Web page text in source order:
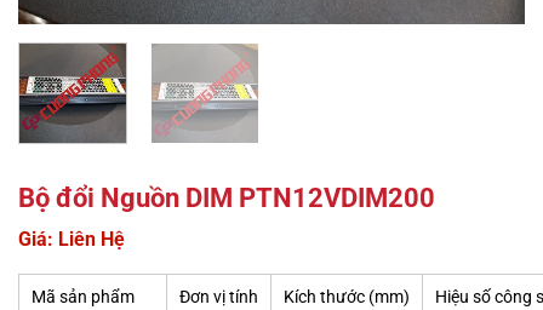
Bộ đổi Nguồn DIM PTN12VDIM200
Giá: Liên Hệ
Mã sản phẩm Đơn vị tính Kích thước (mm) Hiệu số công